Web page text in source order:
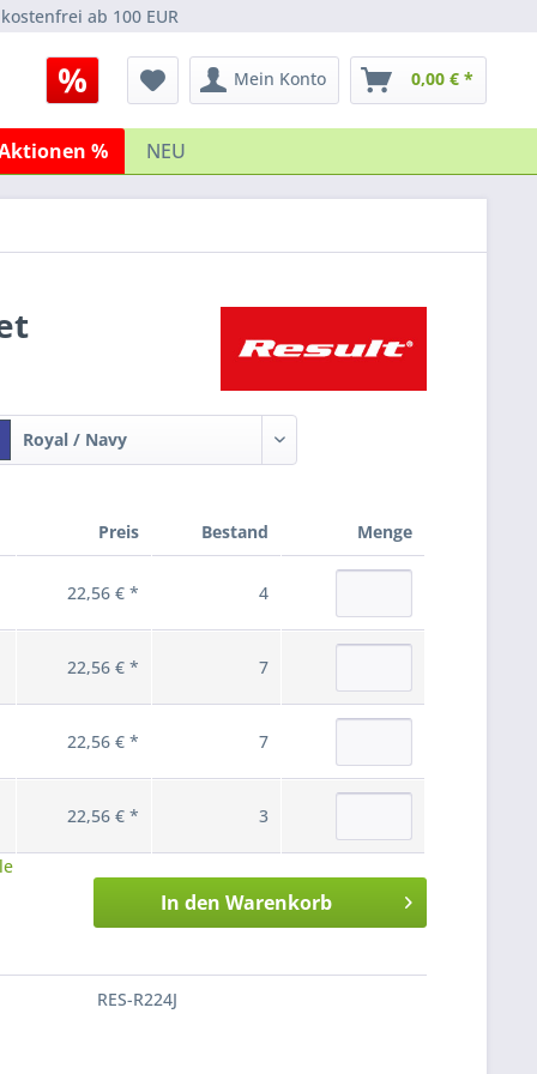
ab 100 EUR
Mein Konto 0,00 € *
% NEU
Royal / Navy
Preis Bestand Menge
22,56 € * 4
22,56 € * 7
22,56 € * 7
22,56 € * 3
In den Warenkorb
RES-R224J